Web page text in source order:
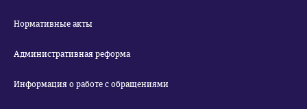
Нормативные акты
Административная реформа
Информация о работе с обращениями